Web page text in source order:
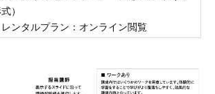
）
レンタルプラン：オンライン閲覧